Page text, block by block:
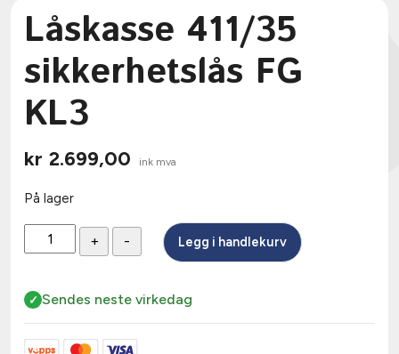
Låskasse 411/35
sikkerhetslås FG
KL3
kr 2.699,00 ink mva
På lager
+
Låskasse
411/35
FG
antall
- Legg i handlekurv
Sendes neste virkedag